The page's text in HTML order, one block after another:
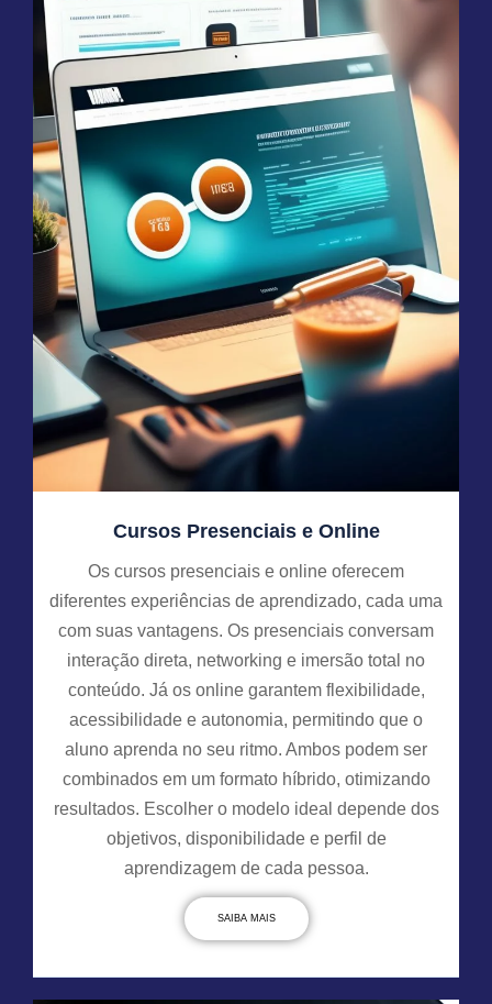
Cursos Presenciais e Online
Os cursos presenciais e online oferecem
diferentes experiências de aprendizado, cada uma
com suas vantagens. Os presenciais conversam
interação direta, networking e imersão total no
conteúdo. Já os online garantem flexibilidade,
acessibilidade e autonomia, permitindo que o
aluno aprenda no seu ritmo. Ambos podem ser
combinados em um formato híbrido, otimizando
resultados. Escolher o modelo ideal depende dos
objetivos, disponibilidade e perfil de
aprendizagem de cada pessoa.
SAIBA MAIS